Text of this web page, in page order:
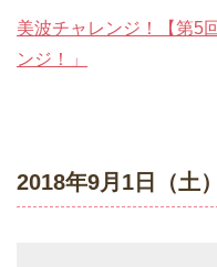
美波チャレンジ！【第5
ンジ！」
2018年9月1日（土